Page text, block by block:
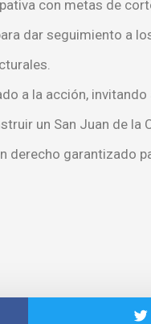
con metas de
dar seguimiento a
a la acción,
un San Juan de la
derecho garantizado